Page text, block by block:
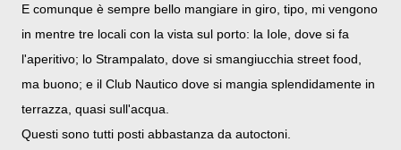
E comunque è sempre bello mangiare in giro, tipo, mi vengono
in mentre tre locali con la vista sul porto: la Iole, dove si fa
l'aperitivo; lo Strampalato, dove si smangiucchia street food,
ma buono; e il Club Nautico dove si mangia splendidamente in
terrazza, quasi sull'acqua.
Questi sono tutti posti abbastanza da autoctoni.